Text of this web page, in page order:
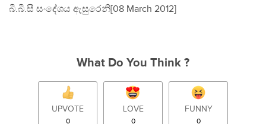
බී.බී.සී සංදේශය ඇසුරෙනි[08 March 2012]
What Do You Think ?
UPVOTE
0
LOVE
0
FUNNY
0